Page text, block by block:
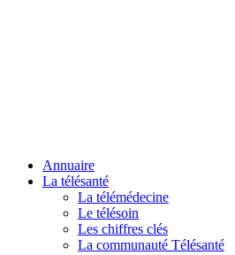
Annuaire
La télésanté
La télémédecine
Le télésoin
Les chiffres clés
La communauté Télésanté